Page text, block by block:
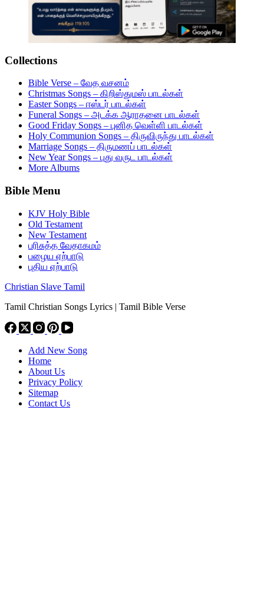
Collections
Bible Verse – வேத வசனம்
Christmas Songs – கிறிஸ்துமஸ் பாடல்கள்
Easter Songs – ஈஸ்டர் பாடல்கள்
Funeral Songs – அடக்க ஆராதனை பாடல்கள்
Good Friday Songs – புனித வெள்ளி பாடல்கள்
Holy Communion Songs – திருவிருந்து பாடல்கள்
Marriage Songs – திருமணப் பாடல்கள்
New Year Songs – புது வருட பாடல்கள்
More Albums
Bible Menu
KJV Holy Bible
Old Testament
New Testament
பரிசுத்த வேதாகமம்
பழைய ஏற்பாடு
புதிய ஏற்பாடு
Christian Slave Tamil
Tamil Christian Songs Lyrics | Tamil Bible Verse
Add New Song
Home
About Us
Privacy Policy
Sitemap
Contact Us